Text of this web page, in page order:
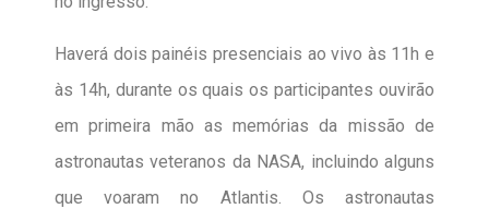
Haverá dois painéis presenciais ao vivo às 11h e
às 14h, durante os quais os participantes ouvirão
em primeira mão as memórias da missão de
astronautas veteranos da NASA, incluindo alguns
que voaram no Atlantis. Os astronautas